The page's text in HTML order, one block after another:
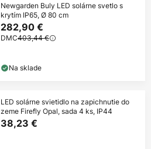
Newgarden Buly LED solárne svetlo s
krytím IP65, Ø 80 cm
282,90 €
DMC403,44 €
Na sklade
LED solárne svietidlo na zapichnutie do
zeme Firefly Opal, sada 4 ks, IP44
38,23 €